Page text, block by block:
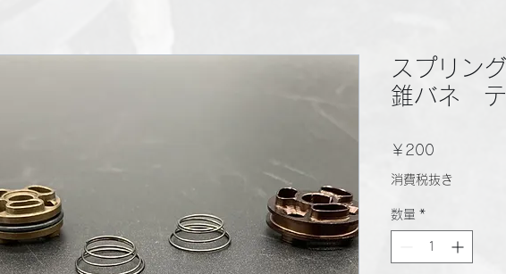
スプリン
錐バネ テ
￥200
格
消費税抜き
数量 *